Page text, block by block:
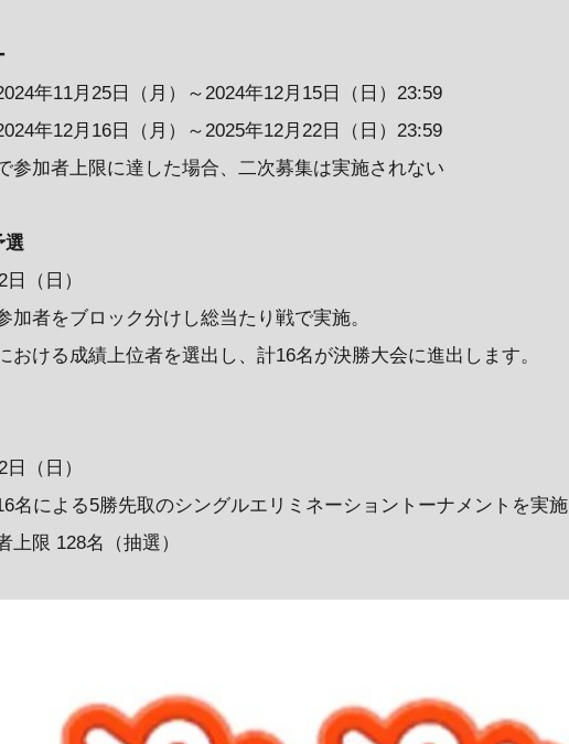
年11月25日（月）～2024年12月15日（日）23:59
年12月16日（月）～2025年12月22日（日）23:59
参加者上限に達した場合、二次募集は実施されない
選
（日）
加者をブロック分けし総当たり戦で実施。
おける成績上位者を選出し、計16名が決勝大会に進出します。
（日）
名による5勝先取のシングルエリミネーショントーナメントを実施
上限 128名（抽選）